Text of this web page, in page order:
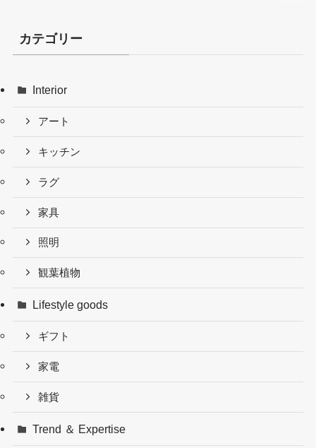
カテゴリー
Interior
アート
キッチン
ラグ
家具
照明
観葉植物
Lifestyle goods
ギフト
家電
雑貨
Trend ＆ Expertise